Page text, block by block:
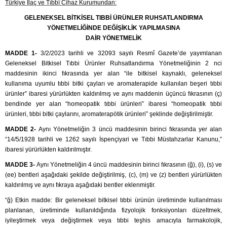
Türkiye İlaç ve Tıbbî Cihaz Kurumundan:
GELENEKSEL BİTKİSEL TIBBİ ÜRÜNLER RUHSATLANDIRMA
YÖNETMELİĞİNDE DEĞİŞİKLİK YAPILMASINA
DAİR YÖNETMELİK
MADDE 1- 3/2/2023 tarihli ve 32093 sayılı Resmî Gazete’de yayımlanan
Geleneksel Bitkisel Tıbbi Ürünler Ruhsatlandırma Yönetmeliğinin 2 nci
maddesinin ikinci fıkrasında yer alan “ile bitkisel kaynaklı, geleneksel
kullanıma uyumlu tıbbi bitki çayları ve aromaterapide kullanılan beşeri tıbbi
ürünler” ibaresi yürürlükten kaldırılmış ve aynı maddenin üçüncü fıkrasının (ç)
bendinde yer alan “homeopatik tıbbi ürünleri” ibaresi “homeopatik tıbbi
ürünleri, tıbbi bitki çaylarını, aromaterapötik ürünleri” şeklinde değiştirilmiştir.
MADDE 2-Aynı Yönetmeliğin 3 üncü maddesinin birinci fıkrasında yer alan
“14/5/1928 tarihli ve 1262 sayılı İspençiyari ve Tıbbi Müstahzarlar Kanunu,”
ibaresi yürürlükten kaldırılmıştır.
MADDE 3-Aynı Yönetmeliğin 4 üncü maddesinin birinci fıkrasının (ğ), (i), (s) ve
(ee) bentleri aşağıdaki şekilde değiştirilmiş, (c), (m) ve (z) bentleri yürürlükten
kaldırılmış ve aynı fıkraya aşağıdaki bentler eklenmiştir.
“ğ) Etkin madde: Bir geleneksel bitkisel tıbbi ürünün üretiminde kullanılması
planlanan, üretiminde kullanıldığında fizyolojik fonksiyonları düzeltmek,
iyileştirmek veya değiştirmek veya tıbbi teşhis amacıyla farmakolojik,